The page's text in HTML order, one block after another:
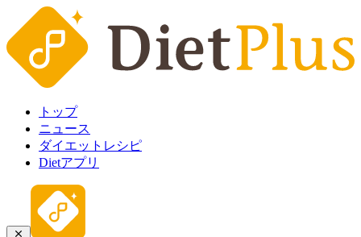
トップ
ニュース
ダイエットレシピ
Dietアプリ